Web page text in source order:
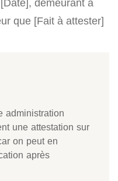
demeurant à
que [Fait à attester]
administration
une attestation sur
on peut en
après